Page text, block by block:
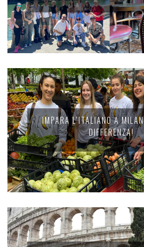
IMPARA L’ITALIANO A
DIFFERENZA!